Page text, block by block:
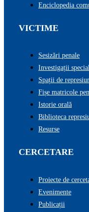
Enciclopedia
VICTIME
Sesizări penale
Investigații
Spații de
Fișe matricole
Istorie orală
Biblioteca
Resurse
CERCETARE
Proiecte de
Evenimente
Publicații